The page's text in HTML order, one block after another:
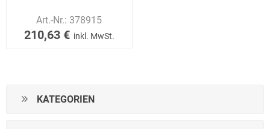
Art.-Nr.: 378915
210,63 € inkl. MwSt.
KATEGORIEN